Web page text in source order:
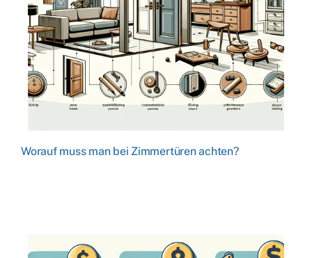
Worauf muss man bei Zimmertüren achten?